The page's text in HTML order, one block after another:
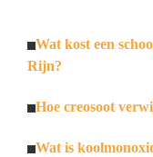
Wat kost een
Rijn?
Hoe creosoot
Wat is